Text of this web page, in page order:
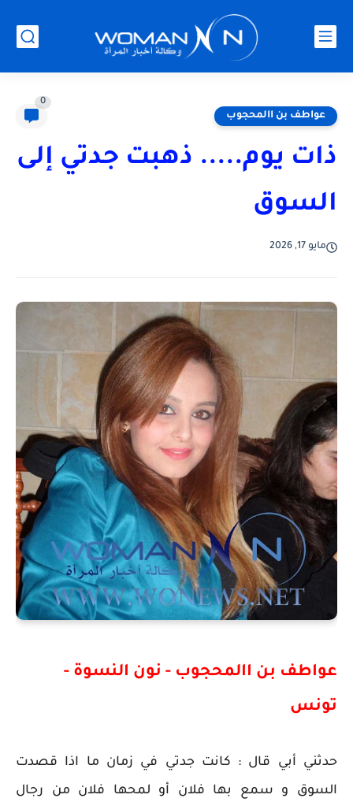
عواطف بن االمحجوب
0
ذات يوم..... ذهبت جدتي إلى
السوق
مايو 17, 2026
عواطف بن االمحجوب - نون النسوة -
تونس
حدثني أبي قال : كانت جدتي في زمان ما اذا قصدت
السوق و سمع بها فلان أو لمحها فلان من رجال